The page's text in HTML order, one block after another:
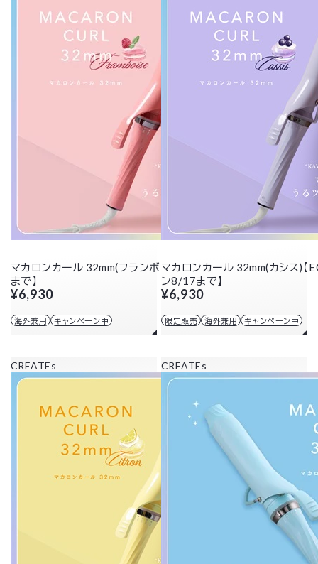
マカロンカール 32mm(フランボワーズ)【クーポン8/17
まで】
¥6,930
海外兼用 キャンペーン中
マカロンカール 32mm(カシス)【
ン8/17まで】
¥6,930
限定販売 海外兼用 キャンペーン中
CREATEs CREATEs